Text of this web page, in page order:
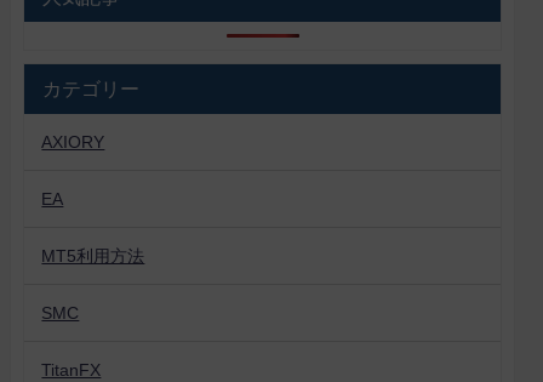
カテゴリー
AXIORY
EA
MT5利用方法
SMC
TitanFX